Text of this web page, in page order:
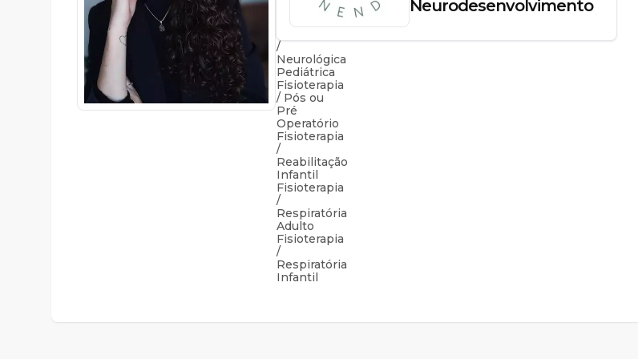
Neurológica
Adulto
Fisioterapia
/
Neurológica
Pediátrica
Fisioterapia
/ Pós ou
Pré
Operatório
Fisioterapia
/
Reabilitação
Infantil
Fisioterapia
/
Respiratória
Adulto
Fisioterapia
/
Respiratória
Infantil
Neurodesenvolvimento